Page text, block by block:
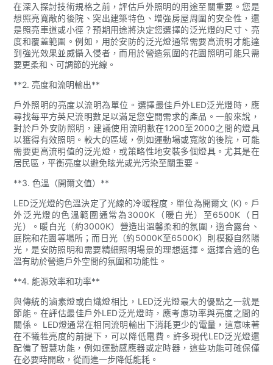
在深入探討技術規格之前，評估戶外照明的用途至關重要。您是
想照亮寬敞的後院、突出建築特色、增強房屋周圍的安全性，還
是照亮車道或小徑？預期用途將決定您選擇的泛光燈的尺寸、亮
度和覆蓋範圍。例如，用於安防的泛光燈通常需要高流明才能達
到強光效果並威懾入侵者，而用於營造氛圍的花園照明可能只需
要更柔和、可調節的光線。
**2. 亮度和流明輸出**
戶外照明的亮度以流明為單位。選擇最佳戶外LED泛光燈時，應
尋找每平方英尺流明數足以滿足您空間需求的產品。一般來說，
對於戶外安防照明，建議使用流明數在1200至2000之間的燈具
以獲得有效照明。較大的區域，例如運動場或寬敞的後院，可能
需要更高流明值的泛光燈，或策略性地安裝多個燈具。尤其是在
居民區，平衡亮度以避免眩光或光污染至關重要。
**3. 色溫（開爾文值）**
LED泛光燈的色溫決定了光線的冷暖程度，單位為開爾文 (K)。戶
外泛光燈的色溫範圍通常為3000K（暖白光）至6500K（日
光）。暖白光（約3000K）營造出溫馨柔和的氛圍，適合露台、
庭院和花園等場所；而日光（約5000K至6500K）則模擬自然陽
光，是安防照明和需要精細照明場景的理想選擇。選擇合適的色
溫有助於營造戶外空間的氛圍和功能性。
**4. 能源效率和功率**
與傳統的滷素燈或白熾燈相比，LED泛光燈最大的優點之一就是
節能。在評估最佳戶外LED泛光燈時，應考慮功率與亮度之間的
關係。 LED燈通常在相同流明輸出下消耗更少的電量，這意味著
在不犧牲亮度的前提下，可以降低電費。許多現代LED泛光燈還
配備了智慧功能，例如運動感應器或定時器，這些功能可確保僅
在必要時開啟，從而進一步降低能耗。